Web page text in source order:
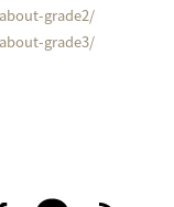
grade2/
grade3/